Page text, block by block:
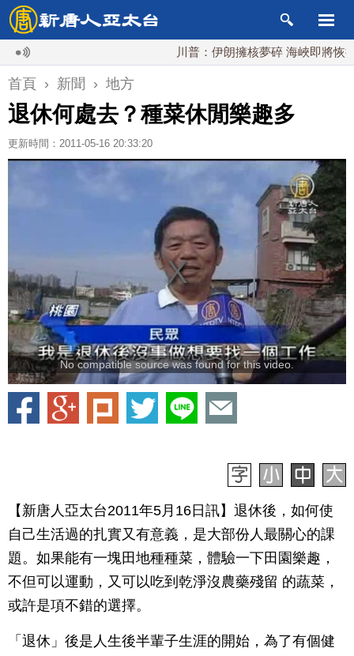
川普：伊朗擁核夢碎 海峽即將恢復通航
首頁 › 新聞 › 地方
退休何處去？種菜休閒樂趣多
更新時間：2011-05-16 20:33:20
No compatible source was found for this video.
【新唐人亞太台2011年5月16日訊】退休後，如何使
自己生活過的扎實又有意義，是大部份人最關心的課
題。如果能有一塊田地種種菜，體驗一下田園樂趣，
不但可以運動，又可以吃到乾淨沒農藥殘留 的蔬菜，
或許是項不錯的選擇。
「退休」後是人生後半輩子生涯的開始，為了有個健